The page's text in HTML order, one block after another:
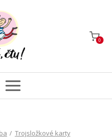
0
/ Trojsložkové karty